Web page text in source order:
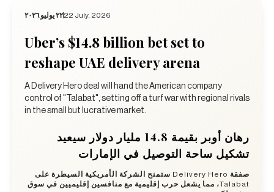
٢٢ يوليو ٢٠٢٦22 July, 2026
Uber’s $14.8 billion bet set to
reshape UAE delivery arena
A Delivery Hero deal will hand the American company
control of "Talabat", setting off a turf war with regional rivals
in the small but lucrative market.
رهان أوبر بقيمة 14.8 مليار دولار سيعيد
تشكيل ساحة التوصيل في الإمارات
صفقة Delivery Hero ستمنح الشركة الأمريكية السيطرة على
Talabat، مما يشعل حرب إقليمية مع منافسين إقليميين في سوق